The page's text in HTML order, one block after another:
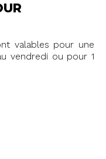
valables pour une
vendredi ou pour 1